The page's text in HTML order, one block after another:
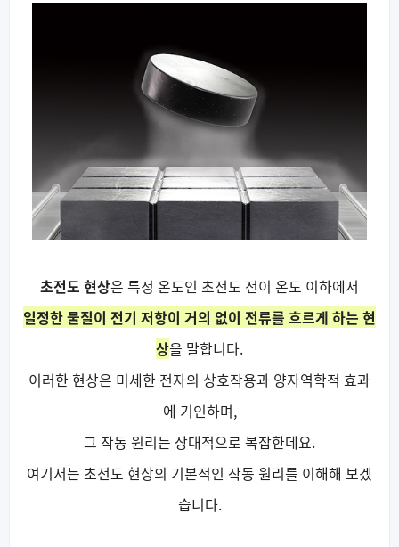
초전도 현상은 특정 온도인 초전도 전이 온도 이하에서
일정한 물질이 전기 저항이 거의 없이 전류를 흐르게 하는 현
상을 말합니다.
이러한 현상은 미세한 전자의 상호작용과 양자역학적 효과
에 기인하며,
그 작동 원리는 상대적으로 복잡한데요.
여기서는 초전도 현상의 기본적인 작동 원리를 이해해 보겠
습니다.